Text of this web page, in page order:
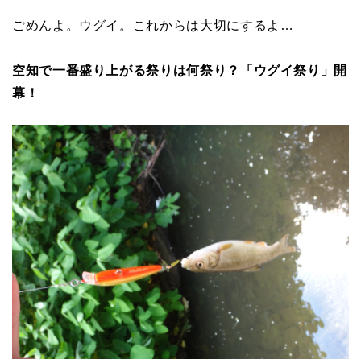
ごめんよ。ウグイ。これからは大切にするよ…
空知で一番盛り上がる祭りは何祭り？「ウグイ祭り」開
幕！